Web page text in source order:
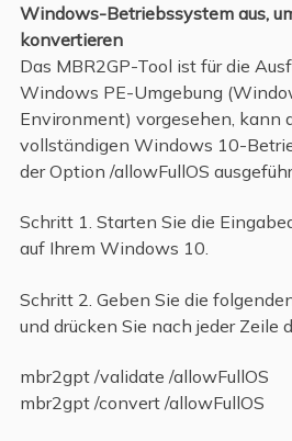
Windows-Betriebssystem aus,
konvertieren
Das MBR2GP-Tool ist für die
Windows PE-Umgebung
Environment) vorgesehen, kann
vollständigen Windows 10-
der Option /allowFullOS
Schritt 1. Starten Sie die
auf Ihrem Windows 10.
Schritt 2. Geben Sie die
und drücken Sie nach jeder Zeile
mbr2gpt /validate /allowFullOS
mbr2gpt /convert /allowFullOS